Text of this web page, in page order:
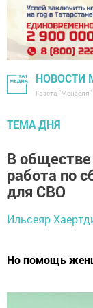
НОВОСТИ
Газета
ТЕМА ДНЯ
В
работа по
для СВО
Ильсеяр
Но помощь